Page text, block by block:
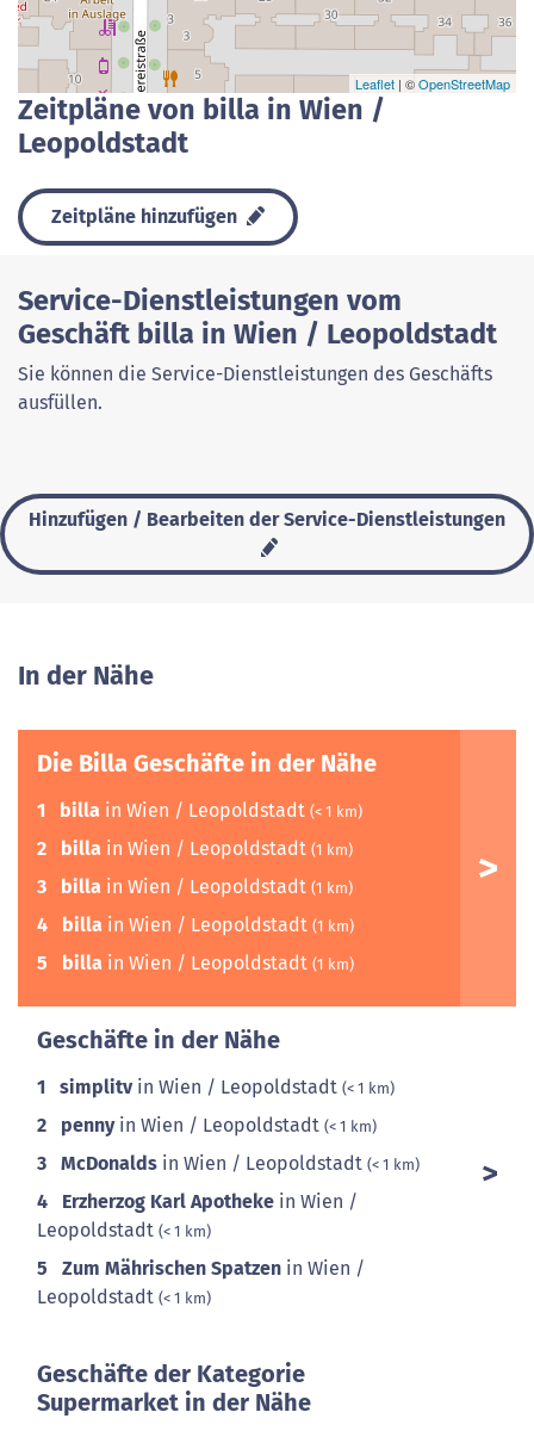
Leaflet | ©OpenStreetMap
Zeitpläne von billa in Wien /
Leopoldstadt
Zeitpläne hinzufügen
Service-Dienstleistungen vom
Geschäft billa in Wien / Leopoldstadt
Sie können die Service-Dienstleistungen des Geschäfts
ausfüllen.
Hinzufügen / Bearbeiten der Service-Dienstleistungen
In der Nähe
Die Billa Geschäfte in der Nähe
1 billa in Wien / Leopoldstadt (< 1 km)
2 billa in Wien / Leopoldstadt (1 km)
3 billa in Wien / Leopoldstadt (1 km)
4 billa in Wien / Leopoldstadt (1 km)
5 billa in Wien / Leopoldstadt (1 km)
Geschäfte in der Nähe
1 simplitvin Wien / Leopoldstadt (< 1 km)
2 pennyin Wien / Leopoldstadt (< 1 km)
3 McDonalds in Wien / Leopoldstadt (< 1 km)
4 Erzherzog Karl Apotheke in Wien /
Leopoldstadt (< 1 km)
5 Zum Mährischen Spatzen in Wien /
Leopoldstadt (< 1 km)
Geschäfte der Kategorie
Supermarket in der Nähe